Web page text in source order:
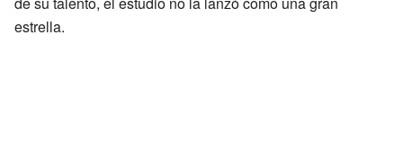
estrella.